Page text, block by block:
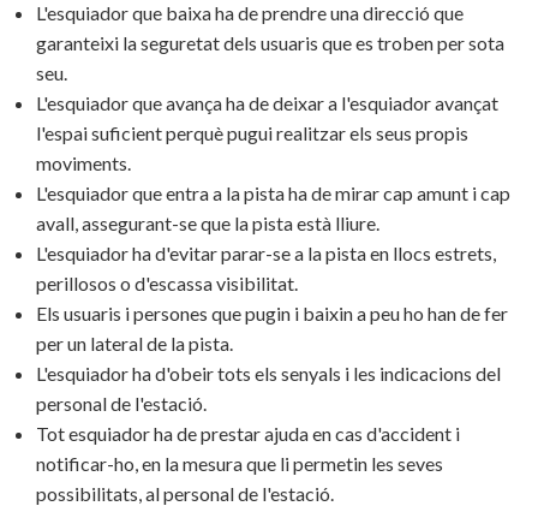
L'esquiador que baixa ha de prendre una direcció que
garanteixi la seguretat dels usuaris que es troben per sota
seu.
L'esquiador que avança ha de deixar a l'esquiador avançat
l'espai suficient perquè pugui realitzar els seus propis
moviments.
L'esquiador que entra a la pista ha de mirar cap amunt i cap
avall, assegurant-se que la pista està lliure.
L'esquiador ha d'evitar parar-se a la pista en llocs estrets,
perillosos o d'escassa visibilitat.
Els usuaris i persones que pugin i baixin a peu ho han de fer
per un lateral de la pista.
L'esquiador ha d'obeir tots els senyals i les indicacions del
personal de l'estació.
Tot esquiador ha de prestar ajuda en cas d'accident i
notificar-ho, en la mesura que li permetin les seves
possibilitats, al personal de l'estació.